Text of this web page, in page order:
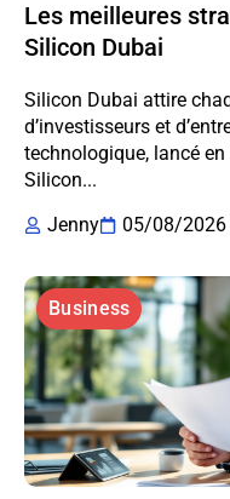
Les meilleures
Silicon Dubai
Silicon Dubai attire
d’investisseurs et
technologique, lancé
Silicon...
Jenny
05/08/2026
Business